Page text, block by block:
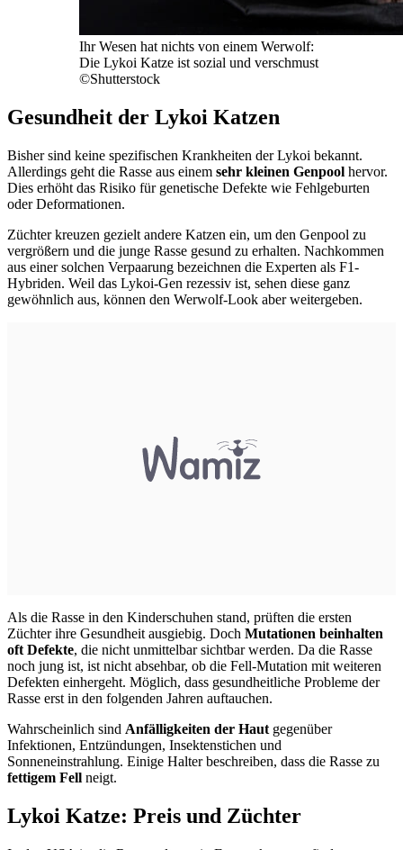
Ihr Wesen hat nichts von einem Werwolf:
Die Lykoi Katze ist sozial und verschmust
©Shutterstock
Gesundheit der Lykoi Katzen
Bisher sind keine spezifischen Krankheiten der Lykoi bekannt.
Allerdings geht die Rasse aus einem sehr kleinen Genpool hervor.
Dies erhöht das Risiko für genetische Defekte wie Fehlgeburten
oder Deformationen.
Züchter kreuzen gezielt andere Katzen ein, um den Genpool zu
vergrößern und die junge Rasse gesund zu erhalten. Nachkommen
aus einer solchen Verpaarung bezeichnen die Experten als F1-
Hybriden. Weil das Lykoi-Gen rezessiv ist, sehen diese ganz
gewöhnlich aus, können den Werwolf-Look aber weitergeben.
Als die Rasse in den Kinderschuhen stand, prüften die ersten
Züchter ihre Gesundheit ausgiebig. Doch Mutationen beinhalten
oft Defekte, die nicht unmittelbar sichtbar werden. Da die Rasse
noch jung ist, ist nicht absehbar, ob die Fell-Mutation mit weiteren
Defekten einhergeht. Möglich, dass gesundheitliche Probleme der
Rasse erst in den folgenden Jahren auftauchen.
Wahrscheinlich sind Anfälligkeiten der Haut gegenüber
Infektionen, Entzündungen, Insektenstichen und
Sonneneinstrahlung. Einige Halter beschreiben, dass die Rasse zu
fettigem Fell neigt.
Lykoi Katze: Preis und Züchter